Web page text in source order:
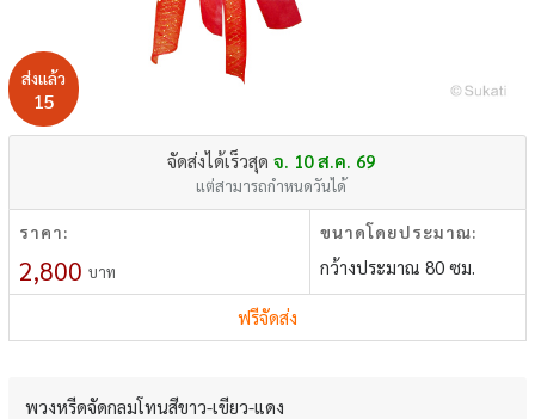
ส่งแล้ว
15
จัดส่งได้เร็วสุด จ. 10 ส.ค. 69
แต่สามารถกำหนดวันได้
ราคา:
2,800 บาท
ขนาดโดยประมาณ:
กว้างประมาณ 80 ซม.
ฟรีจัดส่ง
พวงหรีดจัดกลมโทนสีขาว-เขียว-แดง